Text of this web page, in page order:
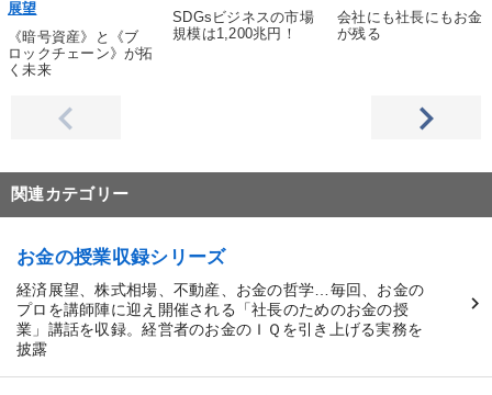
展望
《暗号資産》と《ブ
ロックチェーン》が拓
く未来
SDGsビジネスの市場
規模は1,200兆円！
会社にも社長にもお金
が残る
関連カテゴリー
お金の授業収録シリーズ
経済展望、株式相場、不動産、お金の哲学…毎回、お金の
プロを講師陣に迎え開催される「社長のためのお金の授
業」講話を収録。経営者のお金のＩＱを引き上げる実務を
披露